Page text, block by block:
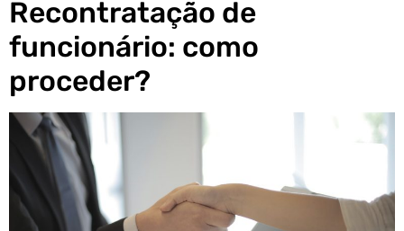
Recontratação de
funcionário: como
proceder?